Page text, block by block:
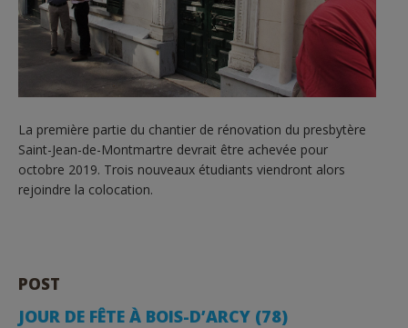
La première partie du chantier de rénovation du presbytère
Saint-Jean-de-Montmartre devrait être achevée pour
octobre 2019. Trois nouveaux étudiants viendront alors
rejoindre la colocation.
POST
JOUR DE FÊTE À BOIS-D’ARCY (78)